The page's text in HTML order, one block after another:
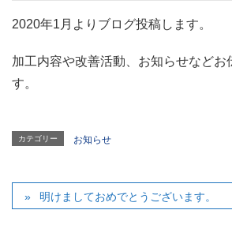
2020年1月よりブログ投稿します。
加工内容や改善活動、お知らせなどお
す。
カテゴリー お知らせ
明けましておめでとうございます。